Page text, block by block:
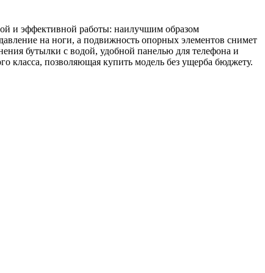
и эффективной работы: наилучшим образом
на ноги, а подвижность опорных элементов снимет
бутылки с водой, удобной панелью для телефона и
класса, позволяющая купить модель без ущерба бюджету.